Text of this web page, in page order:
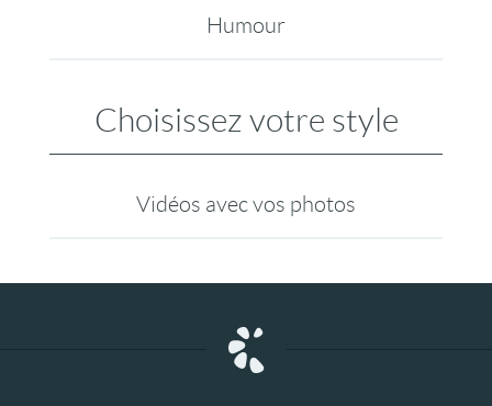
Humour
Choisissez votre style
Vidéos avec vos photos